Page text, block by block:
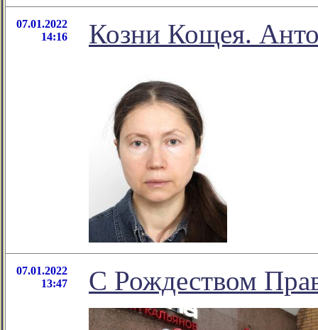
07.01.2022
14:16
Козни Кощея.
07.01.2022
13:47
С Рождеством